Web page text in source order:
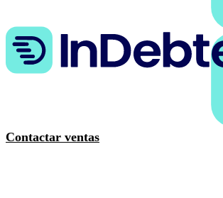
Contactar ventas